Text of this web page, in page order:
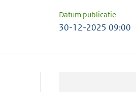
Datum publicatie
30-12-2025 09:00